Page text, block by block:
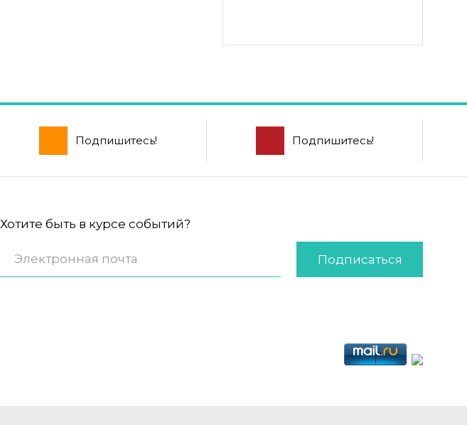
Подпишитесь! Подпишитесь!
Хотите быть в курсе событий?
Подписаться